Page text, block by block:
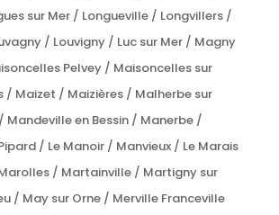
sur Mer / Longueville / Longvillers /
/ Louvigny / Luc sur Mer / Magny
Pelvey / Maisoncelles sur
/ Maizet / Maizières / Malherbe sur
en Bessin / Manerbe /
/ Le Manoir / Manvieux / Le Marais
/ Martainville / Martigny sur
/ May sur Orne / Merville Franceville